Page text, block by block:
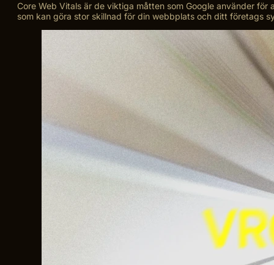
Core Web Vitals är de viktiga måtten som Google använder
som kan göra stor skillnad för din webbplats och ditt företags